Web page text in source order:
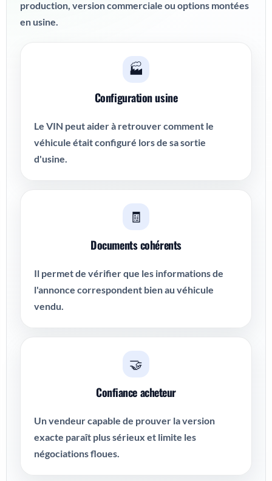
production, version commerciale ou options montées
en usine.
🏭
Configuration usine
Le VIN peut aider à retrouver comment le
véhicule était configuré lors de sa sortie
d'usine.
🧾
Documents cohérents
Il permet de vérifier que les informations de
l'annonce correspondent bien au véhicule
vendu.
🤝
Confiance acheteur
Un vendeur capable de prouver la version
exacte paraît plus sérieux et limite les
négociations floues.